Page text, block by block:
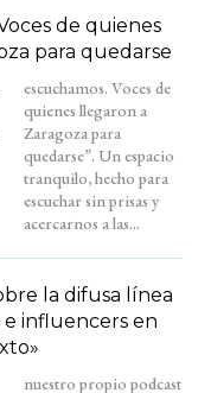
de quienes
para quedarse
acercarnos a las...
la difusa línea
influencers en